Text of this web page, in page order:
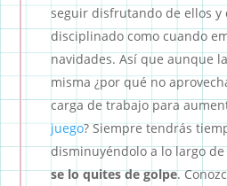
seguir disfrutando de ellos y
disciplinado como cuando
navidades. Así que aunque
misma ¿por qué no
carga de trabajo para
juego? Siempre tendrás
disminuyéndolo a lo largo
se lo quites de golpe.